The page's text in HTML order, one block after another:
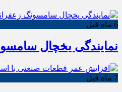
6 ماه قبل
نمایندگی یخچال سامسونگ
7 ماه قبل